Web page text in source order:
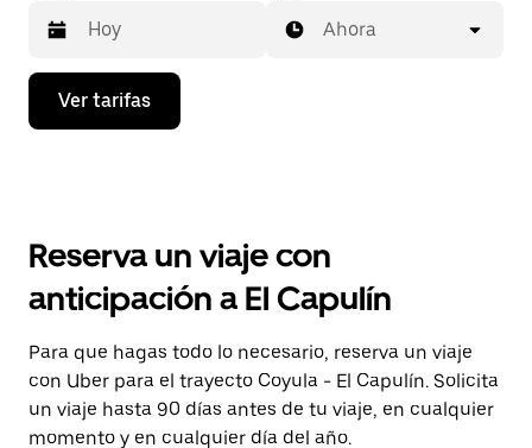
Presiona
flecha
el
y
selecciona
una
fecha.
Presiona
la
tecla Esc
Ahora
Ver tarifas
Reserva un viaje con
anticipación a El Capulín
Para que hagas todo lo necesario, reserva un viaje
con Uber para el trayecto Coyula - El Capulín. Solicita
un viaje hasta 90 días antes de tu viaje, en cualquier
momento y en cualquier día del año.